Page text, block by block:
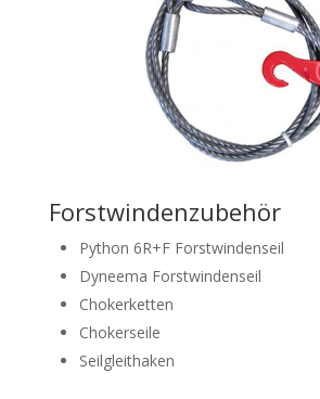
Forstwindenzubehör
Python 6R+F Forstwindenseil
Dyneema Forstwindenseil
Chokerketten
Chokerseile
Seilgleithaken